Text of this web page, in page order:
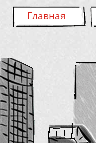
Главная